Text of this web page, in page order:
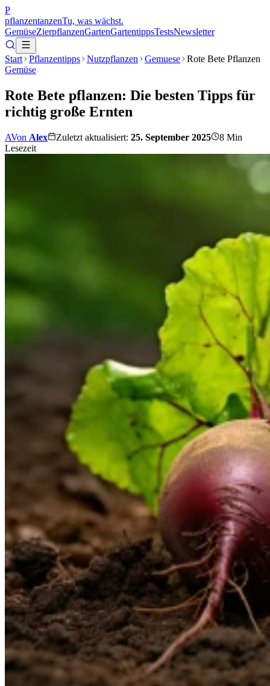
P
pflanzentanzenTu, was wächst.
GemüseZierpflanzenGartenGartentippsTestsNewsletter
Start Pflanzentipps Nutzpflanzen Gemuese
Rote Bete Pflanzen
Gemüse
Rote Bete pflanzen: Die besten Tipps für
richtig große Ernten
AVon Alex Zuletzt aktualisiert: 25. September 2025 8 Min
Lesezeit